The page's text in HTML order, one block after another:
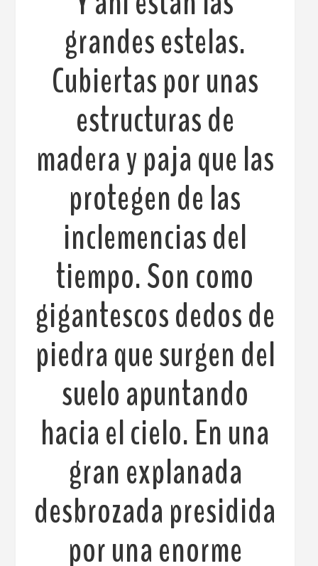
grandes estelas.
Cubiertas por unas
estructuras de
madera y paja que las
protegen de las
inclemencias del
tiempo. Son como
gigantescos dedos de
piedra que surgen del
suelo apuntando
hacia el cielo. En una
gran explanada
desbrozada presidida
por una enorme